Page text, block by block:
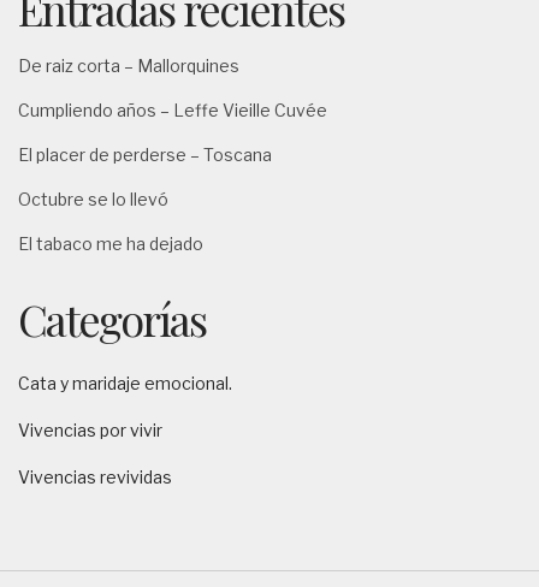
De raiz corta – Mallorquines
Cumpliendo años – Leffe Vieille Cuvée
El placer de perderse – Toscana
Octubre se lo llevó
El tabaco me ha dejado
Categorías
Cata y maridaje emocional.
Vivencias por vivir
Vivencias revividas